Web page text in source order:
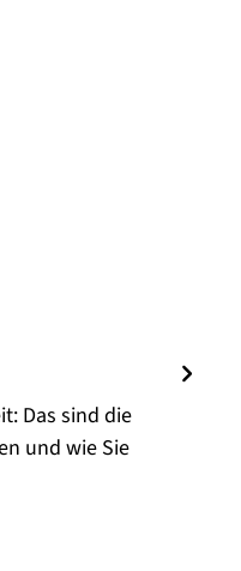
Das sind die
und wie Sie